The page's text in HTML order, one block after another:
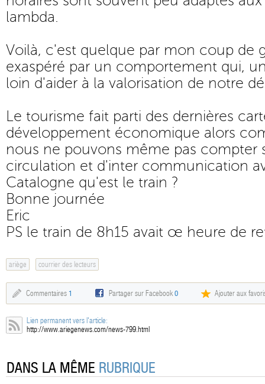
lambda.
Voilà, c'est quelque par mon coup de
exaspéré par un comportement qui,
loin d'aider à la valorisation de notre
Le tourisme fait parti des dernières
développement économique alors
nous ne pouvons même pas compter
circulation et d'inter communication
Catalogne qu'est le train ?
Bonne journée
Eric
PS le train de 8h15 avait œ heure de
ariège courrier des lecteurs
Commentaires 1 Partager sur Facebook0 Ajouter aux
Lien permanent vers l'article:
http://www.ariegenews.com/news-799.html
DANS LA MÊME RUBRIQUE